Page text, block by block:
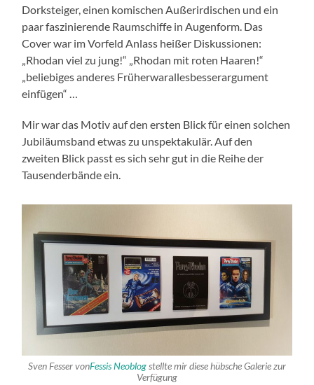
Dorksteiger, einen komischen Außerirdischen und ein
paar faszinierende Raumschiffe in Augenform. Das
Cover war im Vorfeld Anlass heißer Diskussionen:
„Rhodan viel zu jung!“ „Rhodan mit roten Haaren!“
„beliebiges anderes Früherwarallesbesserargument
einfügen“ …
Mir war das Motiv auf den ersten Blick für einen solchen
Jubiläumsband etwas zu unspektakulär. Auf den
zweiten Blick passt es sich sehr gut in die Reihe der
Tausenderbände ein.
Sven Fesser vonFessis Neoblogstellte mir diese hübsche Galerie zur
Verfügung